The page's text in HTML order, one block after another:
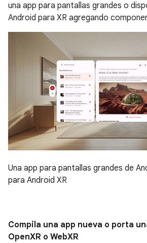
una app para pantallas grandes o
Android para XR agregando
Una app para pantallas grandes de
para Android XR
Compila una app nueva o porta
OpenXR o WebXR